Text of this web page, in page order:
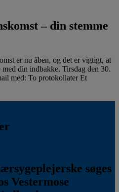
– din stemme
er nu åben, og det er vigtigt, at
din indbakke. Tirsdag den 30.
med: To protokollater Et
søges
Vestermose